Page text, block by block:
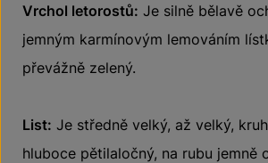
Vrchol letorostů: Je silně bělavě
jemným karmínovým lemováním
převážně zelený.
List: Je středně velký, až velký,
hluboce pětilaločný, na rubu jemně